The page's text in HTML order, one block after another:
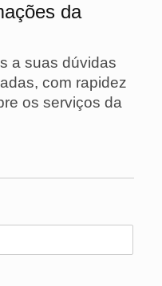
da
a suas dúvidas
com rapidez
os serviços da